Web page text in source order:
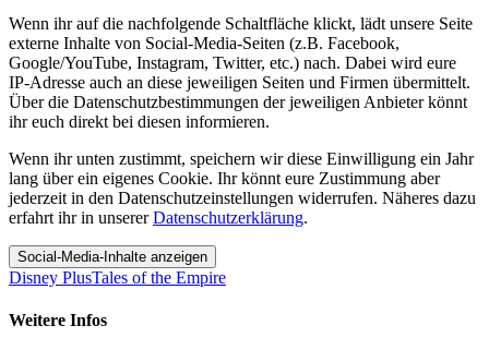
Wenn ihr auf die nachfolgende Schaltfläche klickt, lädt unsere Seite
externe Inhalte von Social-Media-Seiten (z.B. Facebook,
Google/YouTube, Instagram, Twitter, etc.) nach. Dabei wird eure
IP-Adresse auch an diese jeweiligen Seiten und Firmen übermittelt.
Über die Datenschutzbestimmungen der jeweiligen Anbieter könnt
ihr euch direkt bei diesen informieren.
Wenn ihr unten zustimmt, speichern wir diese Einwilligung ein Jahr
lang über ein eigenes Cookie. Ihr könnt eure Zustimmung aber
jederzeit in den Datenschutzeinstellungen widerrufen. Näheres dazu
erfahrt ihr in unsererDatenschutzerklärung.
Social-Media-Inhalte anzeigen
Disney PlusTales of the Empire
Weitere Infos